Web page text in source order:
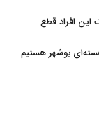
این افراد قطع
بوشهر هستیم